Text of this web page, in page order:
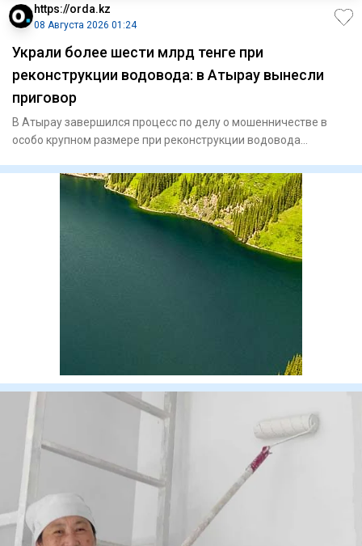
https://orda.kz
08 Августа 2026 01:24
Украли более шести млрд тенге при
реконструкции водовода: в Атырау вынесли
приговор
В Атырау завершился процесс по делу о мошенничестве в
особо крупном размере при реконструкции водовода